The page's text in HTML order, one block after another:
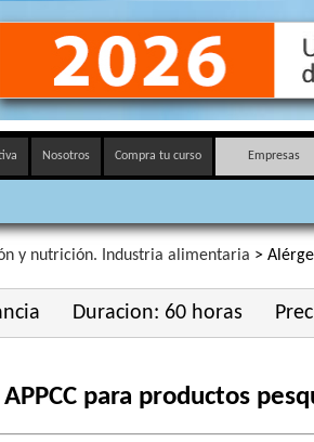
Nosotros Compra tu curso Empresas
y nutrición. Industria alimentaria >
Duracion: 60 horas
para productos